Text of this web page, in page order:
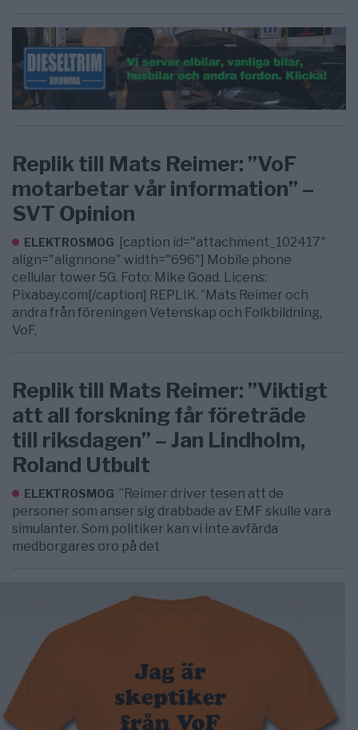
Replik till Mats Reimer: ”VoF
motarbetar vår information” –
SVT Opinion
ELEKTROSMOG [caption id="attachment_102417"
align="alignnone" width="696"] Mobile phone
cellular tower 5G. Foto: Mike Goad. Licens:
Pixabay.com[/caption] REPLIK. ”Mats Reimer och
andra från föreningen Vetenskap och Folkbildning,
VoF,
Replik till Mats Reimer: ”Viktigt
att all forskning får företräde
till riksdagen” – Jan Lindholm,
Roland Utbult
ELEKTROSMOG ”Reimer driver tesen att de
personer som anser sig drabbade av EMF skulle vara
simulanter. Som politiker kan vi inte avfärda
medborgares oro på det